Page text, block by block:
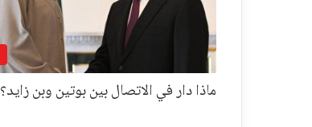
ماذا دار في الاتصال بين بوتين وبن زايد؟